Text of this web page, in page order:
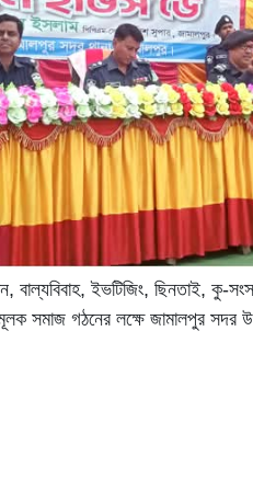
বাল্যবিবাহ, ইভটিজিং, ছিনতাই, কু-
সমাজ গঠনের লক্ষে জামালপুর